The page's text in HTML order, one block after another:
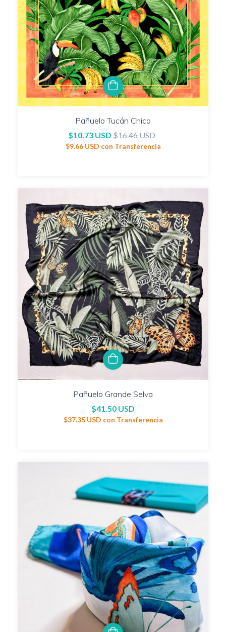
Pañuelo Tucán Chico
$10.73 USD $16.46 USD
$9.66 USD con Transferencia
Pañuelo Grande Selva
$41.50 USD
$37.35 USD con Transferencia